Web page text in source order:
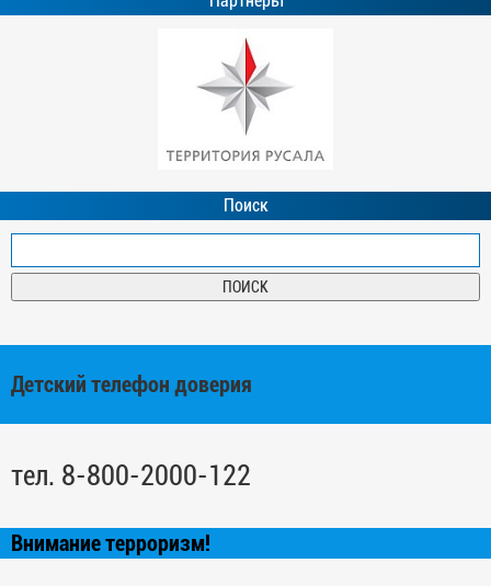
Поиск
Детский телефон доверия
тел. 8-800-2000-122
Внимание терроризм!